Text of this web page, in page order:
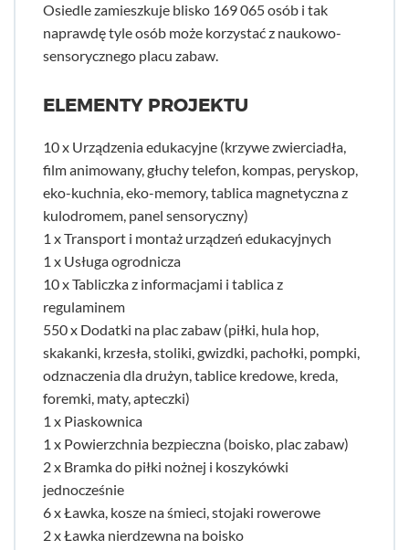
Osiedle zamieszkuje blisko 169 065 osób i tak
naprawdę tyle osób może korzystać z naukowo-
sensorycznego placu zabaw.
ELEMENTY PROJEKTU
10 x Urządzenia edukacyjne (krzywe zwierciadła,
film animowany, głuchy telefon, kompas, peryskop,
eko-kuchnia, eko-memory, tablica magnetyczna z
kulodromem, panel sensoryczny)
1 x Transport i montaż urządzeń edukacyjnych
1 x Usługa ogrodnicza
10 x Tabliczka z informacjami i tablica z
regulaminem
550 x Dodatki na plac zabaw (piłki, hula hop,
skakanki, krzesła, stoliki, gwizdki, pachołki, pompki,
odznaczenia dla drużyn, tablice kredowe, kreda,
foremki, maty, apteczki)
1 x Piaskownica
1 x Powierzchnia bezpieczna (boisko, plac zabaw)
2 x Bramka do piłki nożnej i koszykówki
jednocześnie
6 x Ławka, kosze na śmieci, stojaki rowerowe
2 x Ławka nierdzewna na boisko